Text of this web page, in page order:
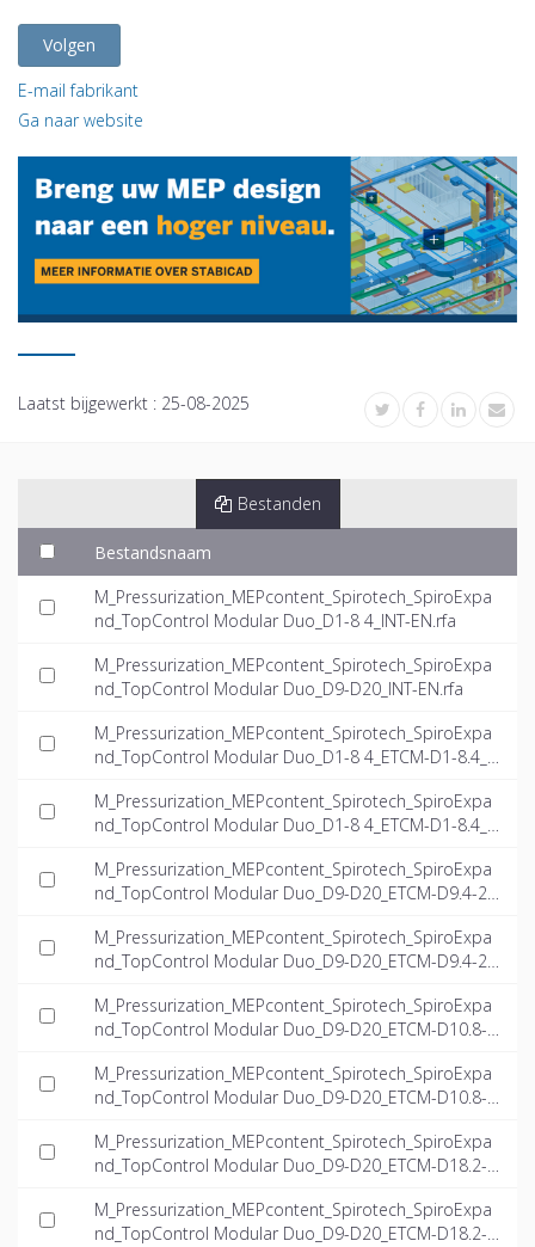
Volgen
E-mail fabrikant
Ga naar website
Laatst bijgewerkt : 25-08-2025
Bestanden
Bestandsnaam
M_Pressurization_MEPcontent_Spirotech_SpiroExpa
nd_TopControl Modular Duo_D1-8 4_INT-EN.rfa
M_Pressurization_MEPcontent_Spirotech_SpiroExpa
nd_TopControl Modular Duo_D9-D20_INT-EN.rfa
M_Pressurization_MEPcontent_Spirotech_SpiroExpa
nd_TopControl Modular Duo_D1-8 4_ETCM-D1-8.4_I
M_Pressurization_MEPcontent_Spirotech_SpiroExpa
nd_TopControl Modular Duo_D1-8 4_ETCM-D1-8.4_I
M_Pressurization_MEPcontent_Spirotech_SpiroExpa
nd_TopControl Modular Duo_D9-D20_ETCM-D9.4-2
M_Pressurization_MEPcontent_Spirotech_SpiroExpa
nd_TopControl Modular Duo_D9-D20_ETCM-D9.4-2
M_Pressurization_MEPcontent_Spirotech_SpiroExpa
nd_TopControl Modular Duo_D9-D20_ETCM-D10.8-1
M_Pressurization_MEPcontent_Spirotech_SpiroExpa
nd_TopControl Modular Duo_D9-D20_ETCM-D10.8-1
M_Pressurization_MEPcontent_Spirotech_SpiroExpa
nd_TopControl Modular Duo_D9-D20_ETCM-D18.2-1
M_Pressurization_MEPcontent_Spirotech_SpiroExpa
nd_TopControl Modular Duo_D9-D20_ETCM-D18.2-1